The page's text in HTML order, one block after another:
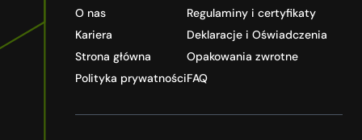
O nas
Kariera
Strona główna
Polityka prywatności
Regulaminy i certyfikaty
Deklaracje i Oświadczenia
Opakowania zwrotne
FAQ